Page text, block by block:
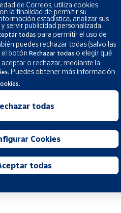
servicios
S.A., S.M.E. Todos los
de Correos, utiliza cookies
la finalidad de permitir su
estadística, analizar sus
servir publicidad personalizada.
todas para permitir el uso de
puedes rechazar todas (salvo las
el botónRechazar todas o elegir qué
o rechazar, mediante la
. Puedes obtener más información
.
todas
Cookies
todas